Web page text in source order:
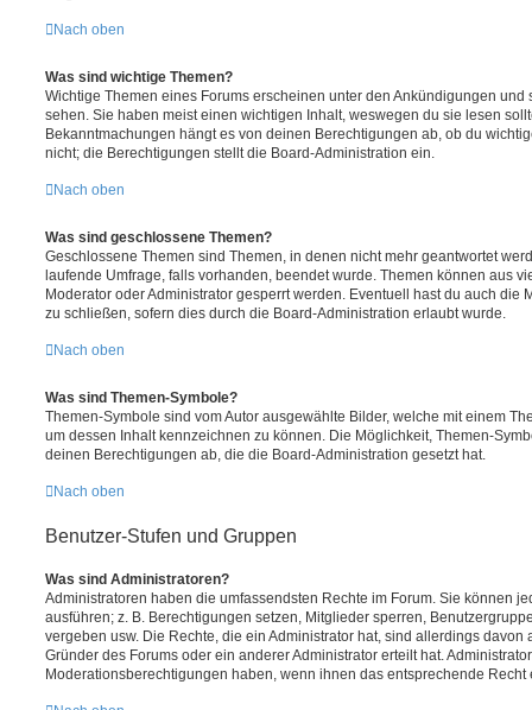
Nach oben
Was sind wichtige Themen?
Wichtige Themen eines Forums erscheinen unter den Ankündigungen und
sehen. Sie haben meist einen wichtigen Inhalt, weswegen du sie lesen
Bekanntmachungen hängt es von deinen Berechtigungen ab, ob du
nicht; die Berechtigungen stellt die Board-Administration ein.
Nach oben
Was sind geschlossene Themen?
Geschlossene Themen sind Themen, in denen nicht mehr geantwortet
laufende Umfrage, falls vorhanden, beendet wurde. Themen können aus
Moderator oder Administrator gesperrt werden. Eventuell hast du auch die
zu schließen, sofern dies durch die Board-Administration erlaubt wurde.
Nach oben
Was sind Themen-Symbole?
Themen-Symbole sind vom Autor ausgewählte Bilder, welche mit einem
um dessen Inhalt kennzeichnen zu können. Die Möglichkeit, Themen-
deinen Berechtigungen ab, die die Board-Administration gesetzt hat.
Nach oben
Benutzer-Stufen und Gruppen
Was sind Administratoren?
Administratoren haben die umfassendsten Rechte im Forum. Sie können
ausführen; z. B. Berechtigungen setzen, Mitglieder sperren,
vergeben usw. Die Rechte, die ein Administrator hat, sind allerdings
Gründer des Forums oder ein anderer Administrator erteilt hat.
Moderationsberechtigungen haben, wenn ihnen das entsprechende Recht